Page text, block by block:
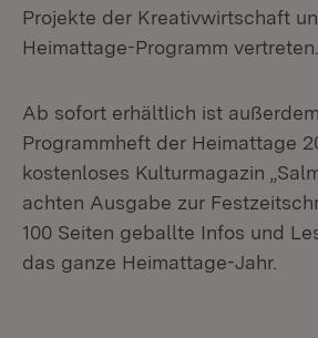
Projekte der Kreativwirtschaft
Heimattage-Programm vertreten.
Ab sofort erhältlich ist
Programmheft der Heimattage
kostenloses Kulturmagazin
achten Ausgabe zur
100 Seiten geballte Infos und
das ganze Heimattage-Jahr.